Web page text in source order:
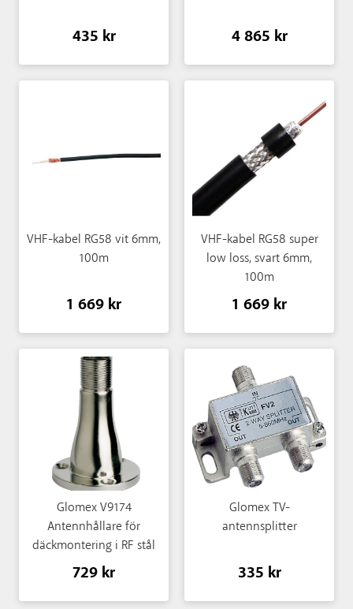
435 kr 4 865 kr
VHF-kabel RG58 vit 6mm,
100m
1 669 kr
VHF-kabel RG58 super
low loss, svart 6mm,
100m
1 669 kr
Glomex V9174
Antennhållare för
däckmontering i RF stål
729 kr
Glomex TV-
antennsplitter
335 kr